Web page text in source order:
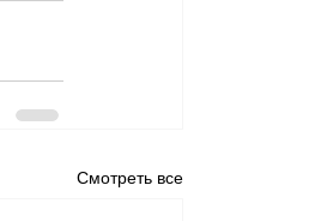
Смотреть все